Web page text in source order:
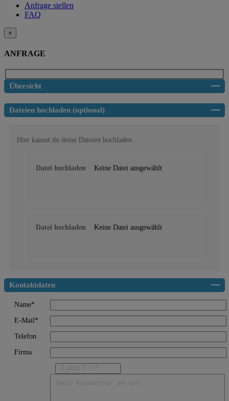
Anfrage stellen
FAQ
×
ANFRAGE
Übersicht
Dateien hochladen (optional)
Hier kannst du deine Dateien hochladen.
Datei hochladen Keine Datei ausgewählt
Datei hochladen Keine Datei ausgewählt
Kontaktdaten
Name*
E-Mail*
Telefon
Firma